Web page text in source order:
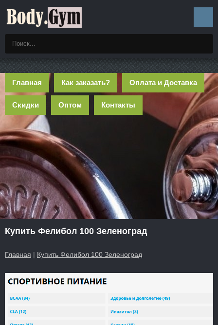
Главная Как заказать? Оплата и Доставка
Скидки Оптом Контакты
Купить Фелибол 100 Зеленоград
Главная | Купить Фелибол 100 Зеленоград